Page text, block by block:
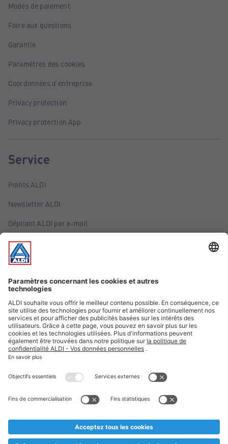
Modes de paiement
Foire aux questions
Garantie
Paramètres des cookies
Coordonnées d'entreprise
Privacy protection
Privacy protection App
Service
Points ALDI
Newsletter ALDI
Dépliant ALDI par e-mail
Offres
Infos essentielles
Suivez ALDI Belgique
Textes marqués d'un astérisque et mentions légales
* Nous vendons ces articles temporairement et jusqu'à
au cas où, malgré le planning bien étudié, nous serions
prématurément en rupture de stock. Prix Recupel et TVA incl.
** Sur ce site, l’utilisation de la forme masculine a été adoptée